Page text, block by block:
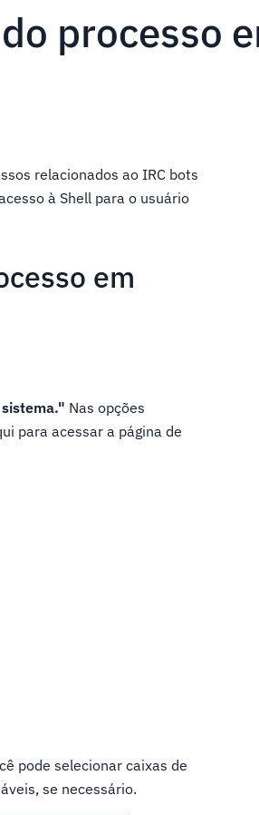
processo
relacionados ao IRC bots
à Shell para o usuário
em
Nas opções
para acessar a página de
pode selecionar caixas de
se necessário.